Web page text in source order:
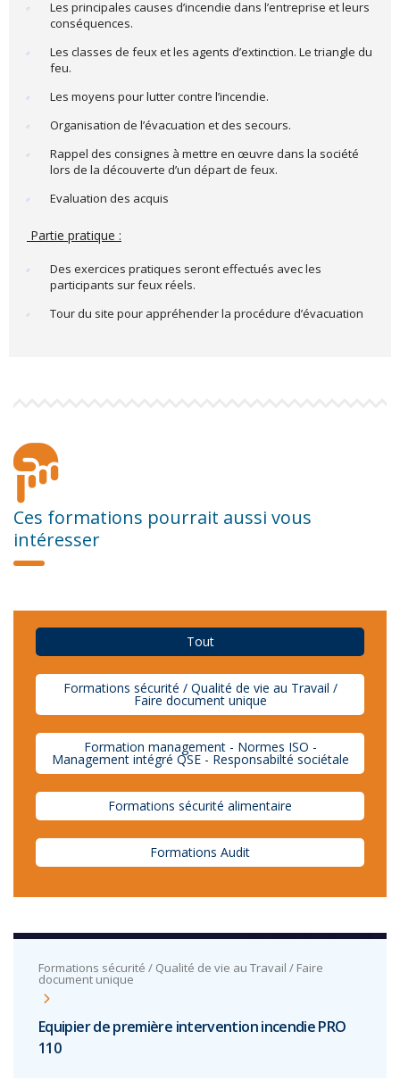
Les principales causes d’incendie dans l’entreprise et leurs
conséquences.
Les classes de feux et les agents d’extinction. Le triangle du
feu.
Les moyens pour lutter contre l’incendie.
Organisation de l’évacuation et des secours.
Rappel des consignes à mettre en œuvre dans la société
lors de la découverte d’un départ de feux.
Evaluation des acquis
Partie pratique :
Des exercices pratiques seront effectués avec les
participants sur feux réels.
Tour du site pour appréhender la procédure d’évacuation
Ces formations pourrait aussi vous
intéresser
Tout
Formations sécurité / Qualité de vie au Travail /
Faire document unique
Formation management - Normes ISO -
Management intégré QSE - Responsabilté sociétale
Formations sécurité alimentaire
Formations Audit
Formations sécurité / Qualité de vie au Travail / Faire
document unique
Equipier de première intervention incendie PRO
110